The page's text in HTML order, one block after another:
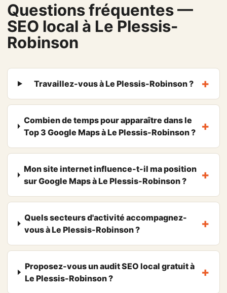
Questions fréquentes —
SEO local à Le Plessis-
Robinson
Travaillez-vous à Le Plessis-Robinson ?
Combien de temps pour apparaître dans le
Top 3 Google Maps à Le Plessis-Robinson ?
Mon site internet influence-t-il ma position
sur Google Maps à Le Plessis-Robinson ?
Quels secteurs d'activité accompagnez-
vous à Le Plessis-Robinson ?
Proposez-vous un audit SEO local gratuit à
Le Plessis-Robinson ?